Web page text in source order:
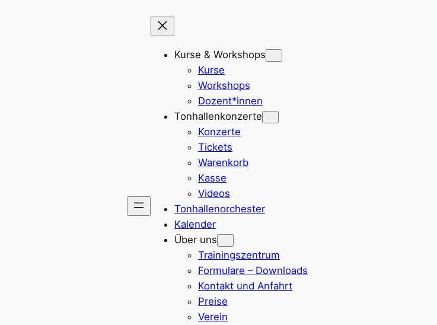
Kurse & Workshops
Kurse
Workshops
Dozent*innen
Tonhallenkonzerte
Konzerte
Tickets
Warenkorb
Kasse
Videos
Tonhallenorchester
Kalender
Über uns
Trainingszentrum
Formulare – Downloads
Kontakt und Anfahrt
Preise
Verein